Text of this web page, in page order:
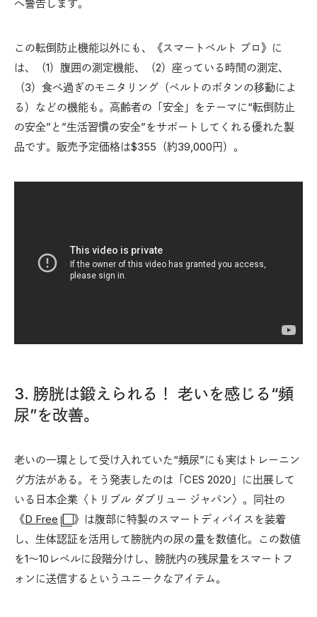
へ警告します。
この転倒防止機能以外にも、《スマートベルト プロ》に
は、（1）腹囲の測定機能、（2）座っている時間の測定、
（3）食べ過ぎのモニタリング（ベルトのボタンの移動によ
る）などの機能も。高齢者の「安全」をテーマに“転倒防止
の安全”と”生活習慣の安全”をサポートしてくれる優れた製
品です。販売予定価格は$355（約39,000円）。
3. 膀胱は鍛えられる！ 老いを感じる“頻
尿”を改善。
老いの一環として受け入れていた“頻尿”にも実はトレーニン
グ方法がある。そう発表したのは「CES 2020」に出展して
いる日本企業〈トリプル ダブリュー ジャパン〉。同社の
《D Free
》は腹部に特製のスマートディバイスを装着
し、生体認証を活用して膀胱内の尿の量を数値化。この数値
を1〜10レベルに段階分けし、膀胱内の残尿量をスマートフ
ォンに送信するというユニークなアイテム。